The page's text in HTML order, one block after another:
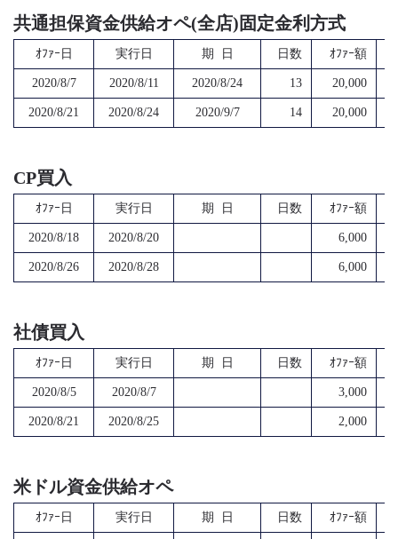
共通担保資金供給オペ(全店)固定金利方式
ｵﾌｧｰ日 実行日 期 日 日数 ｵﾌｧｰ額
2020/8/7 2020/8/11 2020/8/24 13 20,000
2020/8/21 2020/8/24 2020/9/7 14 20,000
CP買入
ｵﾌｧｰ日 実行日 期 日 日数 ｵﾌｧｰ額
2020/8/18 2020/8/20 6,000
2020/8/26 2020/8/28 6,000
社債買入
ｵﾌｧｰ日 実行日 期 日 日数 ｵﾌｧｰ額
2020/8/5 2020/8/7 3,000
2020/8/21 2020/8/25 2,000
米ドル資金供給オペ
ｵﾌｧｰ日 実行日 期 日 日数 ｵﾌｧｰ額